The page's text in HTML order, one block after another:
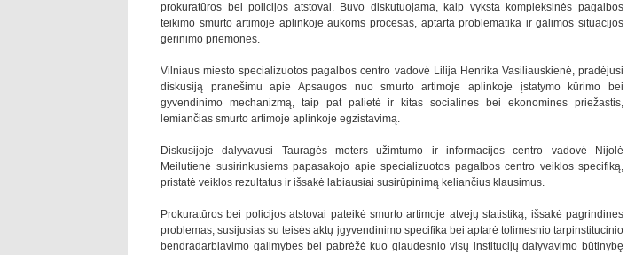
prokuratūros bei policijos atstovai. Buvo diskutuojama, kaip vyksta kompleksinės pagalbos
teikimo smurto artimoje aplinkoje aukoms procesas, aptarta problematika ir galimos situacijos
gerinimo priemonės.
Vilniaus miesto specializuotos pagalbos centro vadovė Lilija Henrika Vasiliauskienė, pradėjusi
diskusiją pranešimu apie Apsaugos nuo smurto artimoje aplinkoje įstatymo kūrimo bei
gyvendinimo mechanizmą, taip pat palietė ir kitas socialines bei ekonomines priežastis,
lemiančias smurto artimoje aplinkoje egzistavimą.
Diskusijoje dalyvavusi Tauragės moters užimtumo ir informacijos centro vadovė Nijolė
Meilutienė susirinkusiems papasakojo apie specializuotos pagalbos centro veiklos specifiką,
pristatė veiklos rezultatus ir išsakė labiausiai susirūpinimą keliančius klausimus.
Prokuratūros bei policijos atstovai pateikė smurto artimoje atvejų statistiką, išsakė pagrindines
problemas, susijusias su teisės aktų įgyvendinimo specifika bei aptarė tolimesnio tarpinstitucinio
bendradarbiavimo galimybes bei pabrėžė kuo glaudesnio visų institucijų dalyvavimo būtinybę